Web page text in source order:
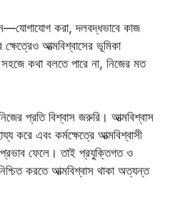
করা, দলবদ্ধভাবে কাজ
আত্মবিশ্বাসের ভূমিকা
কথা বলতে পারে না, নিজের মত
প্রতি বিশ্বাস জরুরি। আত্মবিশ্বাস
করে এবং কর্মক্ষেত্রে আত্মবিশ্বাসী
ফেলে। তাই প্রযুক্তিগত ও
করতে আত্মবিশ্বাস থাকা অত্যন্ত